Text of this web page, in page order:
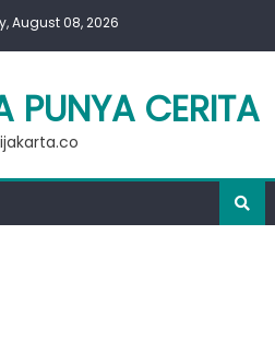
August 08, 2026
PUNYA CERITA